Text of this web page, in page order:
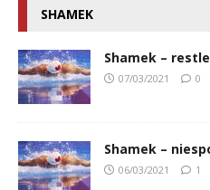
SHAMEK
Shamek –
07/03/2021 0
Shamek –
06/03/2021 1